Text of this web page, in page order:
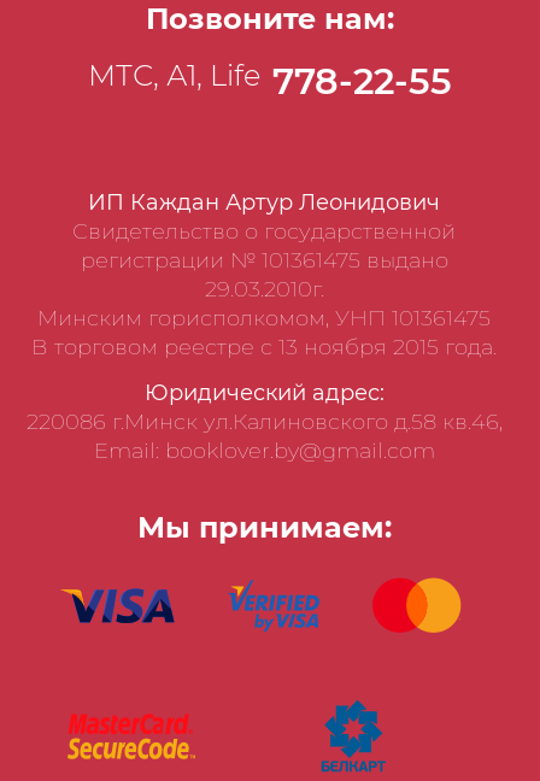
ИП Каждан Артур Леонидович
Свидетельство о государственной
регистрации № 101361475 выдано
29.03.2010г.
Минским горисполкомом, УНП 101361475
В торговом реестре с 13 ноября 2015 года.
Юридический адрес:
220086 г.Минск ул.Калиновского д.58 кв.46,
Email: booklover.by@gmail.com
Мы принимаем:
Позвоните нам:
МТС, А1, Life 778-22-55